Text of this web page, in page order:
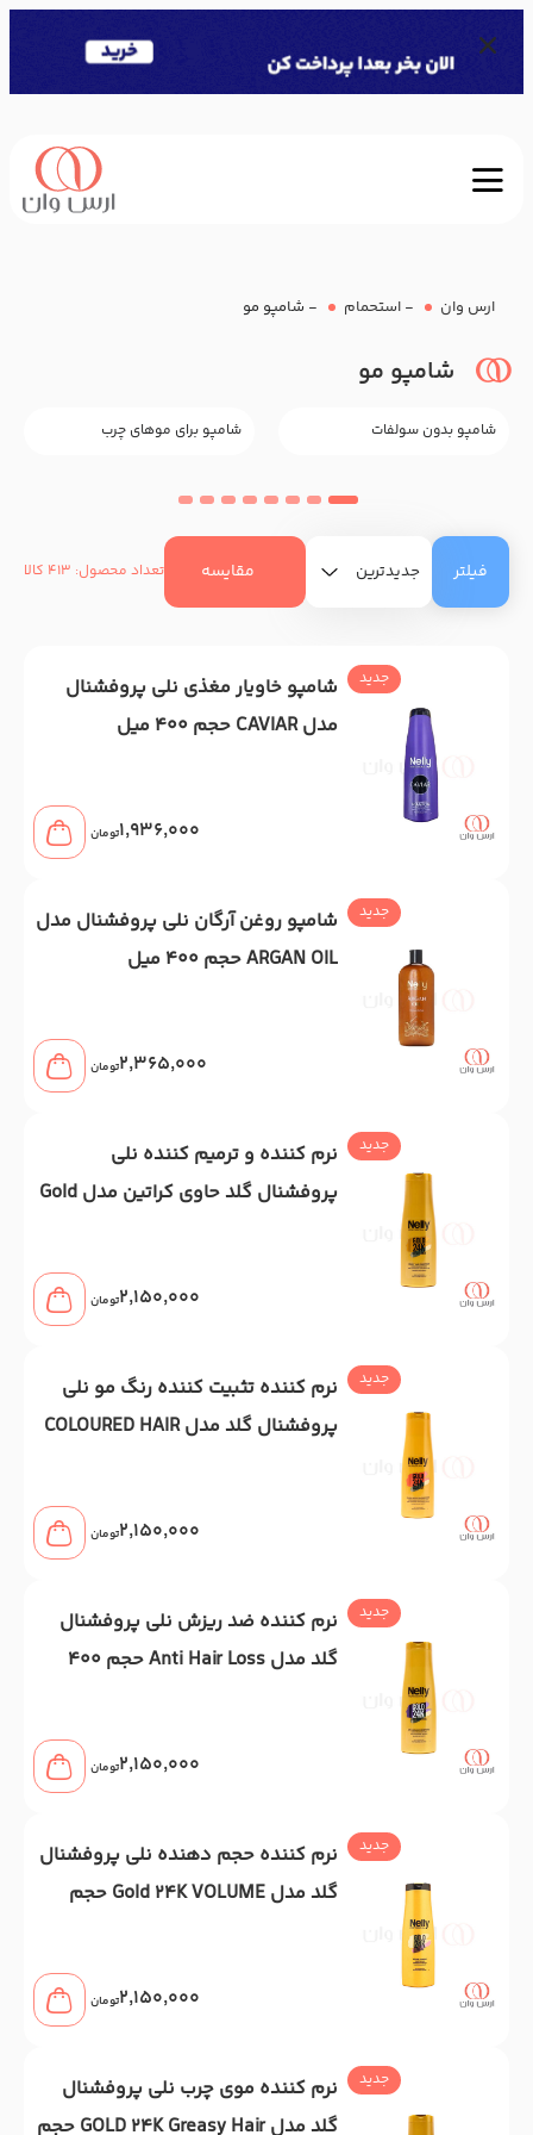
ارس وان - استحمام - شامپو مو
شامپو مو
شامپو بدون سولفات شامپو برای موهای چرب
فیلتر مقایسه تعداد محصول: 413 کالا
جدید
شامپو خاویار مغذی نلی پروفشنال
مدل CAVIAR حجم 400 میل
1,936,000تومان
جدید
شامپو روغن آرگان نلی پروفشنال مدل
ARGAN OIL حجم 400 میل
2,365,000تومان
جدید
نرم کننده و ترمیم کننده نلی
پروفشنال گلد حاوی کراتین مدل Gold
2,150,000تومان
جدید
نرم کننده تثبیت کننده رنگ مو نلی
پروفشنال گلد مدل COLOURED HAIR
2,150,000تومان
جدید
نرم کننده ضد ریزش نلی پروفشنال
گلد مدل Anti Hair Loss حجم 400
2,150,000تومان
جدید
نرم کننده حجم دهنده نلی پروفشنال
گلد مدل Gold 24K VOLUME حجم
2,150,000تومان
جدید
نرم کننده موی چرب نلی پروفشنال
گلد مدل GOLD 24K Greasy Hair حجم